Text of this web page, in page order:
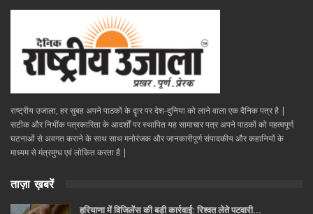
राष्ट्रीय उजाला, हर सुबह अपने पाठकों के दॄार पर देश-दुनिया को लाने वाला एक दैनिक पत्र है |
सटीक और निभींक पत्रकारिता के आदर्शों पर स्थापित यह सामाचार पत्र अपने पाठकों को महत्वपूर्ण
घटनाओं से अवगत कराने के साथ साथ मनोरंजक और जानकारीपूर्ण संपादकीय और कहानियों के
माध्यम से मंत्रमुग्ध एवं लोकित करता है |
ताज़ा ख़बरें
हरियाणा में विजिलेंस की बड़ी कार्रवाई: रिश्वत लेते पटवारी…